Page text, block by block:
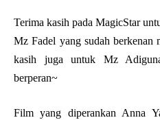
Terima kasih pada MagicStar
Mz Fadel yang sudah berkenan
kasih juga untuk Mz
berperan~
Film yang diperankan Anna